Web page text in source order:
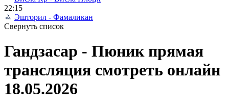
22:15
Эшторил - Фамаликан
Свернуть список
Гандзасар - Пюник прямая
трансляция смотреть онлайн
18.05.2026